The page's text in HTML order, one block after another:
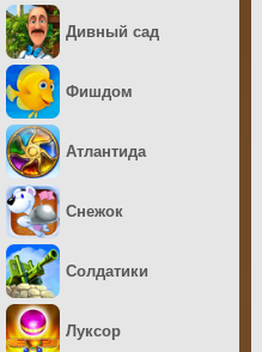
Дивный сад
Фишдом
Атлантида
Снежок
Солдатики
Луксор